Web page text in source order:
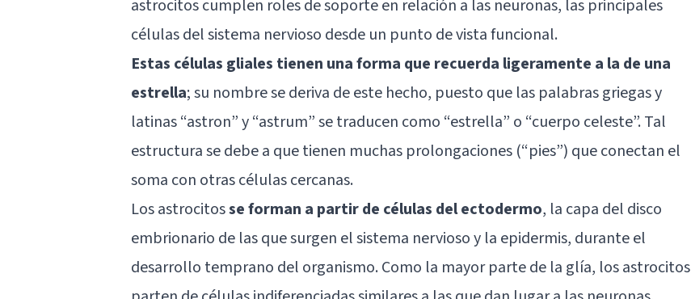
astrocitos cumplen roles de soporte en relación a las neuronas, las principales
células del sistema nervioso desde un punto de vista funcional.
Estas células gliales tienen una forma que recuerda ligeramente a la de una
estrella; su nombre se deriva de este hecho, puesto que las palabras griegas y
latinas “astron” y “astrum” se traducen como “estrella” o “cuerpo celeste”. Tal
estructura se debe a que tienen muchas prolongaciones (“pies”) que conectan el
soma con otras células cercanas.
Los astrocitosse forman a partir de células del ectodermo, la capa del disco
embrionario de las que surgen el sistema nervioso y la epidermis, durante el
desarrollo temprano del organismo. Como la mayor parte de la glía, los astrocitos